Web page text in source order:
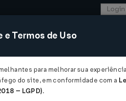
SISTEMAS COMÉRCIO
Termos de Uso
para melhorar sua
do site, em conformidade com a
– LGPD).